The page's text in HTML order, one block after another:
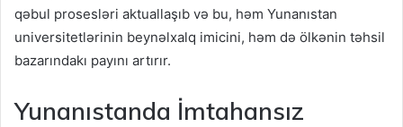
qəbul prosesləri aktuallaşıb və bu, həm Yunanıstan
universitetlərinin beynəlxalq imicini, həm də ölkənin təhsil
bazarındakı payını artırır.
Yunanıstanda İmtahansız